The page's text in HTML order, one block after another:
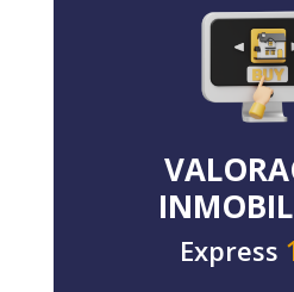
Express